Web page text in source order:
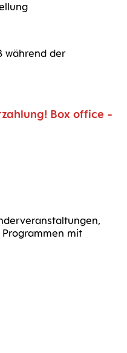
wäh­rend der
Box office -
mit